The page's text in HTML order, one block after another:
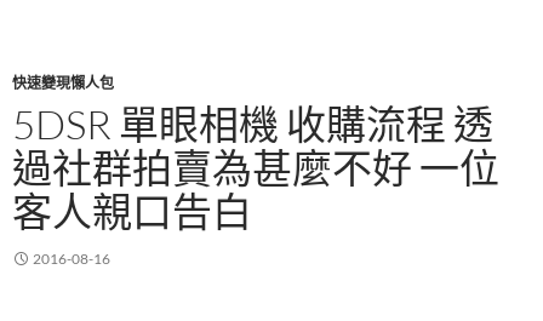
快速變現懶人包
5DSR 單眼相機 收購流程 透
過社群拍賣為甚麼不好 一位
客人親口告白
2016-08-16